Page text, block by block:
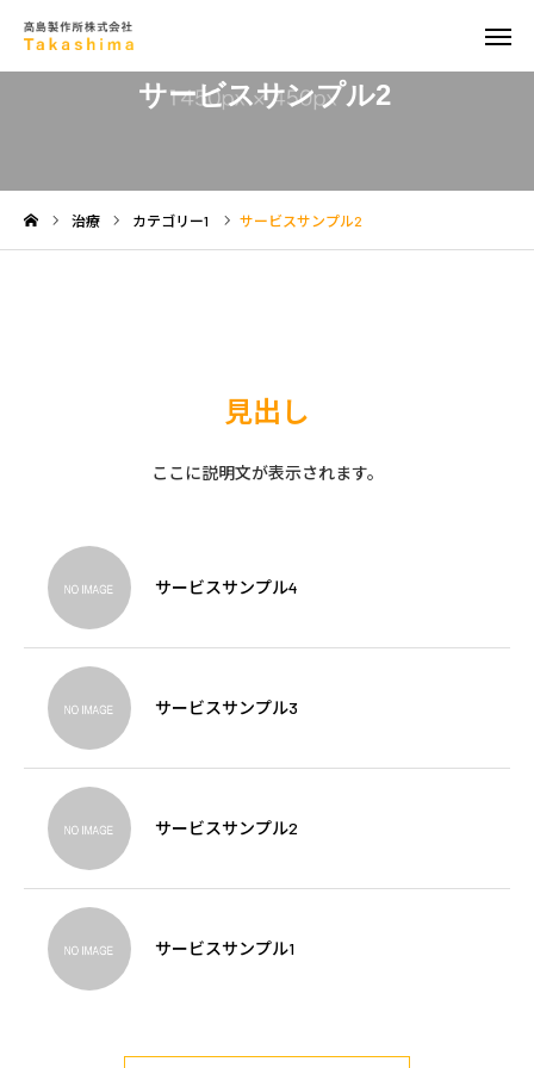
サービスサンプル2
治療 カテゴリー1 サービスサンプル2
見出し
ここに説明文が表示されます。
サービスサンプル4
サービスサンプル3
サービスサンプル2
サービスサンプル1
お知らせ